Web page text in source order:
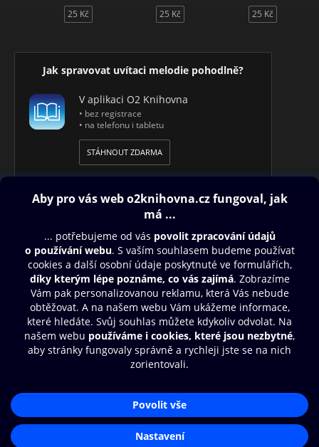
25 Kč 25 Kč 25 Kč
Jak spravovat uvítaci melodie pohodlně?
V aplikaci O2 Knihovna
• bez registrace
• na telefonu i tabletu
STÁHNOUT ZDARMA
Obsah ke stažení
Moje O2 Knihovna
Další zábava
© O2 Czech Republic a.s.
Zásady zpracování osobních údajůAplikace O2 Knihovna
Čti a poslouchej své e-knihy a